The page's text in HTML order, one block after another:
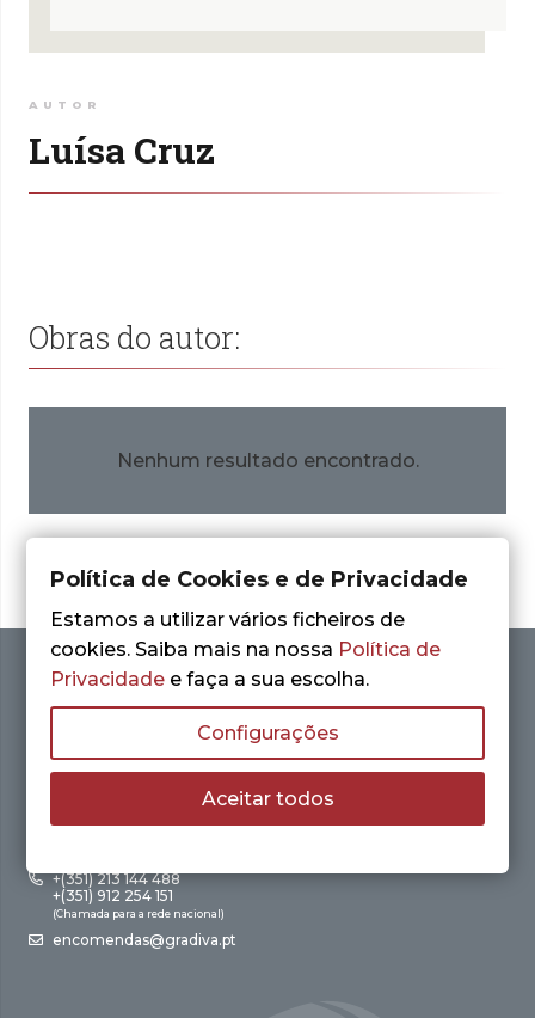
AUTOR
Luísa Cruz
Obras do autor:
Nenhum resultado encontrado.
+(351) 213 144 488
+(351) 912 254 151
(Chamada para a rede nacional)
encomendas@gradiva.pt
Política de Cookies e de Privacidade
Estamos a utilizar vários ficheiros de
cookies. Saiba mais na nossa Política de
Privacidade e faça a sua escolha.
Configurações
Aceitar todos